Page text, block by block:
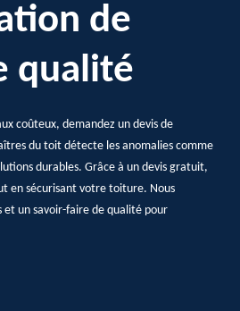
de
qualité
coûteux, demandez un devis de
du toit détecte les anomalies comme
durables. Grâce à un devis gratuit,
en sécurisant votre toiture. Nous
et un savoir-faire de qualité pour